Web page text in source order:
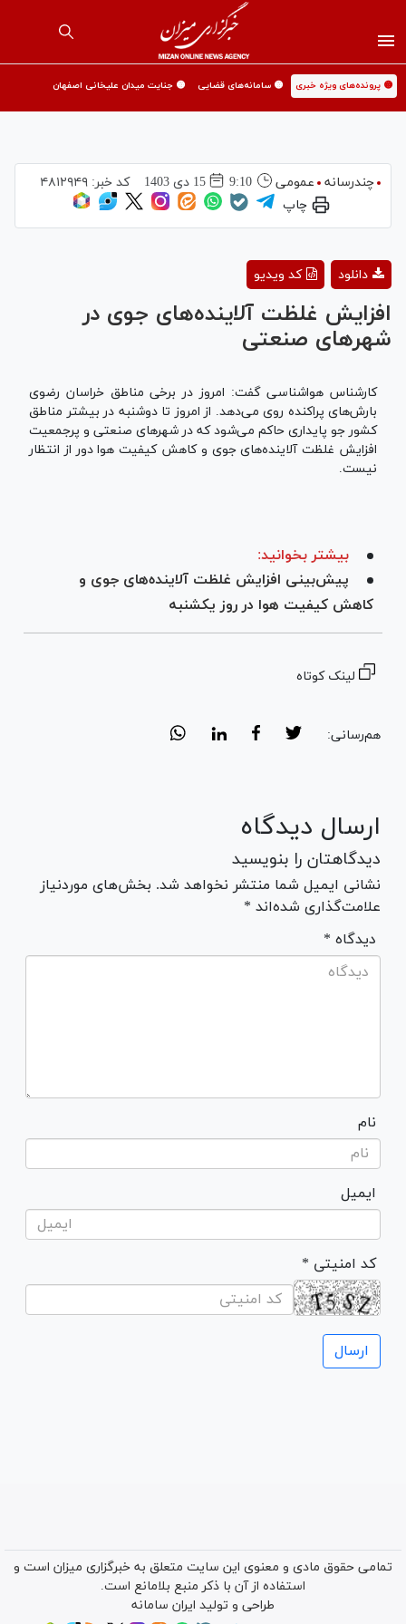
🟡 پرونده‌های ویژه خبری 🟡 سامانه‌های قضایی 🟡 جنایت میدان علیخانی اصفهان
چندرسانه عمومی 9:10 15 دی 1403 کد خبر: ۴۸۱۲۹۴۹
چاپ
Video
کد ویدیو دانلود
افزایش غلظت آلاینده‌های جوی در
شهرهای صنعتی
کارشناس هواشناسی گفت: امروز در برخی مناطق خراسان رضوی
بارش‌های پراکنده روی می‌دهد. از امروز تا دوشنبه در بیشتر مناطق
کشور جو پایداری حاکم می‌شود که در شهرهای صنعتی و پرجمعیت
افزایش غلظت آلاینده‌های جوی و کاهش کیفیت هوا دور از انتظار
نیست.
بیشتر بخوانید:
پیش‌بینی افزایش غلظت آلاینده‌های جوی و
کاهش کیفیت هوا در روز یکشنبه
لینک کوتاه
هم‌رسانی:
ارسال دیدگاه
دیدگاهتان را بنویسید
نشانی ایمیل شما منتشر نخواهد شد. بخش‌های موردنیاز
علامت‌گذاری شده‌اند *
* دیدگاه
نام
ایمیل
* کد امنیتی
تمامی حقوق مادی و معنوی این سایت متعلق به خبرگزاری میزان است و
استفاده از آن با ذکر منبع بلامانع است.
طراحی و تولید ایران سامانه